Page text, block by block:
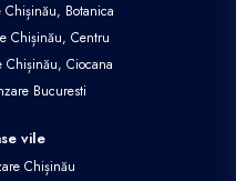
Chișinău, Botanica
Chișinău, Centru
Chișinău, Ciocana
Bucuresti
vile
Chișinău